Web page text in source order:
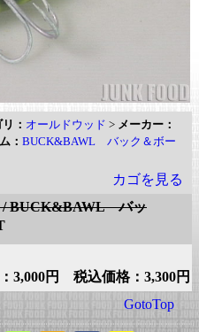
： オールドウッド > メーカー：
： BUCK&BAWL バック＆ボー
カゴを見る
/ BUCK&BAWL バッ
3,000円 税込価格：3,300円
GotoTop